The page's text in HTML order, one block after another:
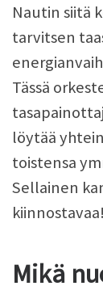
Nautin siitä
tarvitsen
Tässä
löytää
toistensa
Sellainen
Mikä